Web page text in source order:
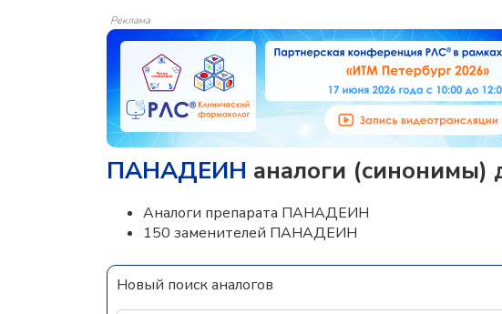
Реклама
ПАНАДЕИН аналоги (синонимы)
Аналоги препарата ПАНАДЕИН
150 заменителей ПАНАДЕИН
Новый поиск аналогов